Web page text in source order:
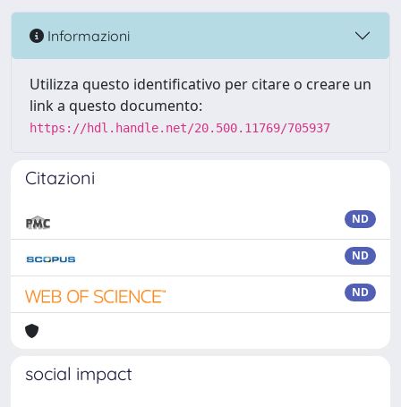
Informazioni
Utilizza questo identificativo per citare o creare un
link a questo documento:
https://hdl.handle.net/20.500.11769/705937
Citazioni
ND
ND
ND
social impact